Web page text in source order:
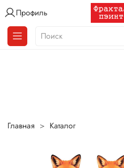
Профиль
Главная Каталог